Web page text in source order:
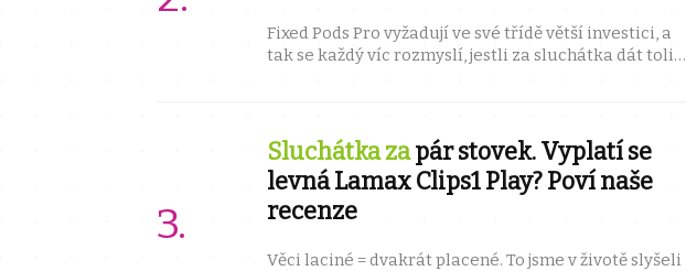
Fixed Pods Pro vyžadují ve své třídě větší investici, a
tak se každý víc rozmyslí, jestli za sluchátka dát tolik.
Sluchátka zapár stovek. Vyplatí se
levná Lamax Clips1 Play? Poví naše
recenze
Věci laciné = dvakrát placené. To jsme v životě slyšeli